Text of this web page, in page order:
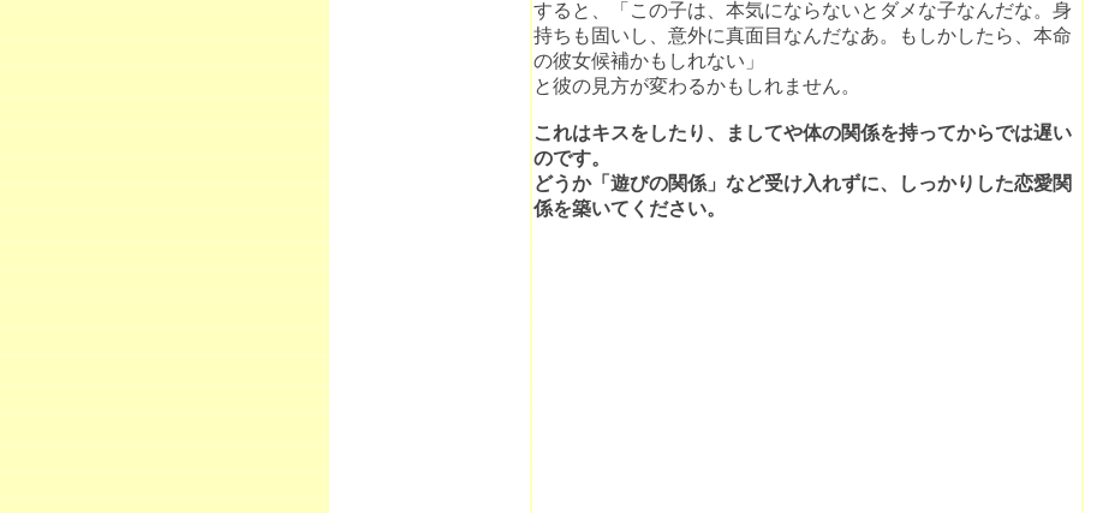
すると、「この子は、本気にならないとダメな子なんだな。身
持ちも固いし、意外に真面目なんだなあ。もしかしたら、本命
の彼女候補かもしれない」
と彼の見方が変わるかもしれません。
これはキスをしたり、ましてや体の関係を持ってからでは遅い
のです。
どうか「遊びの関係」など受け入れずに、しっかりした恋愛関
係を築いてください。